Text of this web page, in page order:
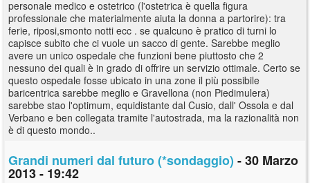
personale medico e ostetrico (l'ostetrica è quella figura
professionale che materialmente aiuta la donna a partorire): tra
ferie, riposi,smonto notti ecc . se qualcuno è pratico di turni lo
capisce subito che ci vuole un sacco di gente. Sarebbe meglio
avere un unico ospedale che funzioni bene piuttosto che 2
nessuno dei quali è in grado di offrire un servizio ottimale. Certo se
questo ospedale fosse ubicato in una zone il più possibile
baricentrica sarebbe meglio e Gravellona (non Piedimulera)
sarebbe stao l'optimum, equidistante dal Cusio, dall' Ossola e dal
Verbano e ben collegata tramite l'autostrada, ma la razionalità non
è di questo mondo..
Grandi numeri dal futuro (*sondaggio) - 30 Marzo
2013 - 19:42